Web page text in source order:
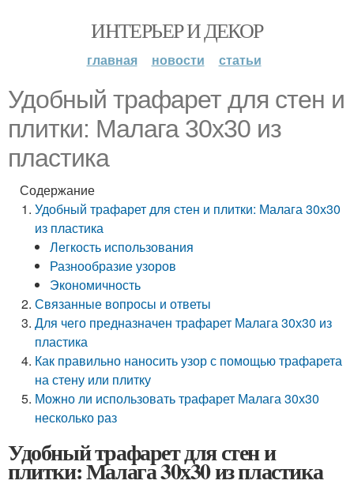
ИНТЕРЬЕР И ДЕКОР
главная новости статьи
Удобный трафарет для стен и
плитки: Малага 30х30 из
пластика
Содержание
Удобный трафарет для стен и плитки: Малага 30х30
из пластика
Легкость использования
Разнообразие узоров
Экономичность
Связанные вопросы и ответы
Для чего предназначен трафарет Малага 30х30 из
пластика
Как правильно наносить узор с помощью трафарета
на стену или плитку
Можно ли использовать трафарет Малага 30х30
несколько раз
Удобный трафарет для стен и
плитки: Малага 30х30 из пластика